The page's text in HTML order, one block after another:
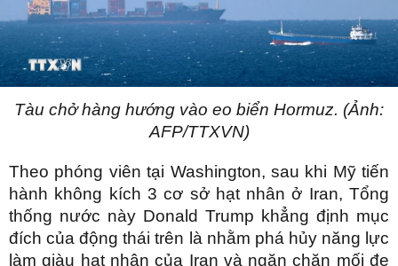
Tàu chở hàng hướng vào eo biển Hormuz. (Ảnh:
AFP/TTXVN)
Theo phóng viên tại Washington, sau khi Mỹ tiến
hành không kích 3 cơ sở hạt nhân ở Iran, Tổng
thống nước này Donald Trump khẳng định mục
đích của động thái trên là nhằm phá hủy năng lực
làm giàu hạt nhân của Iran và ngăn chặn mối đe